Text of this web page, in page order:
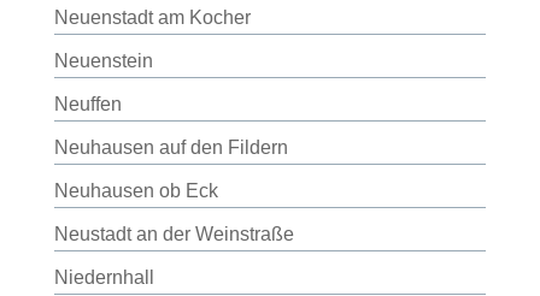
Neuenstadt am Kocher
Neuenstein
Neuffen
Neuhausen auf den Fildern
Neuhausen ob Eck
Neustadt an der Weinstraße
Niedernhall